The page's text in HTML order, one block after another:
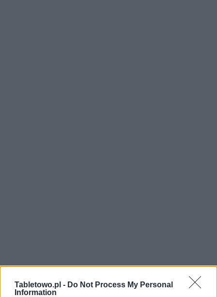
Tabletowo.pl - Do Not Process My Personal
Information